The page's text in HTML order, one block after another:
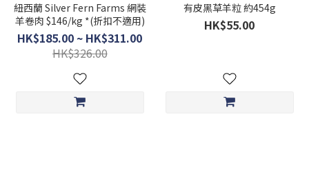
紐西蘭 Silver Fern Farms 網裝
羊卷肉 $146/kg *(折扣不適用)
HK$185.00 ~ HK$311.00
HK$326.00
有皮黑草羊粒 約454g
HK$55.00